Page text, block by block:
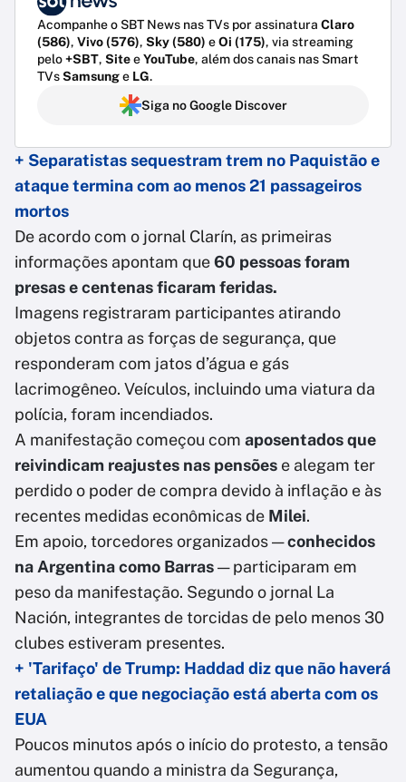
Acompanhe o SBT News nas TVs por assinatura Claro
(586), Vivo (576), Sky (580) eOi (175), via streaming
pelo+SBT, SiteeYouTube, além dos canais nas Smart
TVsSamsunge LG.
Siga no Google Discover
+ Separatistas sequestram trem no Paquistão e
ataque termina com ao menos 21 passageiros
mortos
De acordo com o jornal Clarín, as primeiras
informações apontam que60 pessoas foram
presas e centenas ficaram feridas.
Imagens registraram participantes atirando
objetos contra as forças de segurança, que
responderam com jatos d’água e gás
lacrimogêneo. Veículos, incluindo uma viatura da
polícia, foram incendiados.
A manifestação começou com aposentados que
reivindicam reajustes nas pensões e alegam ter
perdido o poder de compra devido à inflação e às
recentes medidas econômicas de Milei.
Em apoio, torcedores organizados —conhecidos
na Argentina como Barras— participaram em
peso da manifestação. Segundo o jornal La
Nación, integrantes de torcidas de pelo menos 30
clubes estiveram presentes.
+ 'Tarifaço' de Trump: Haddad diz que não haverá
retaliação e que negociação está aberta com os
EUA
Poucos minutos após o início do protesto, a tensão
aumentou quando a ministra da Segurança,